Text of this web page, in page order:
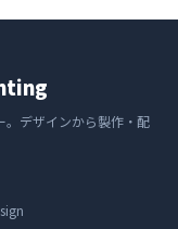
。デザインから製作・配